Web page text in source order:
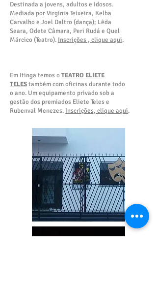
Destinada a jovens, adultos e idosos.
Mediada por Virgínia Teixeira, Kelba
Carvalho e Joel Daltro (dança); Lêda
Seara, Odete Câmara, Peri Rudá e Quel
Márcico (Teatro). Inscrições , clique aqui.
Em Itinga temos o TEATRO ELIETE
TELEStambém com oficinas durante todo
o ano. Um equipamento privado sob a
gestão dos premiados Eliete Teles e
Rubenval Menezes. Inscrições, clique aqui.